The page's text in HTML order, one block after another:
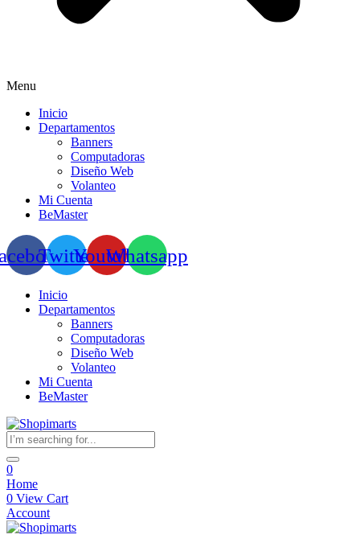
Menu
Inicio
Departamentos
Banners
Computadoras
Diseño Web
Volanteo
Mi Cuenta
BeMaster
TwitterYoutubeWhatsapp
Inicio
Departamentos
Banners
Computadoras
Diseño Web
Volanteo
Mi Cuenta
BeMaster
0
Home
0 View Cart
Account